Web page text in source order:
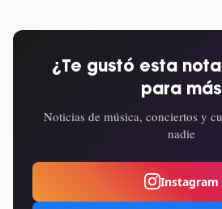
¿Te gustó esta
para más
Noticias de música, conciertos y
nadie
Instagram